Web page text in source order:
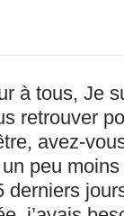
à tous, Je
retrouver
avez-
un peu
derniers